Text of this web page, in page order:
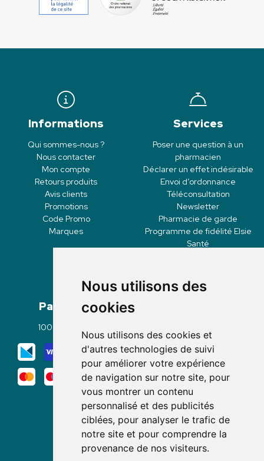
Nous utilisons des
cookies
Nous utilisons des cookies et
d'autres technologies de suivi
pour améliorer votre expérience
de navigation sur notre site, pour
vous montrer un contenu
personnalisé et des publicités
ciblées, pour analyser le trafic de
notre site et pour comprendre la
provenance de nos visiteurs.
Informations
Qui sommes-nous ?
Nous contacter
Mon compte
Retours produits
Avis clients
Promotions
Code Promo
Marques
Services
Poser une question à un
pharmacien
Déclarer un effet indésirable
Envoi d’ordonnance
Téléconsultation
Newsletter
Pharmacie de garde
Programme de fidélité Elsie
Santé
Paiement
100% sécurisé
Mode de livraison
Nous suivre